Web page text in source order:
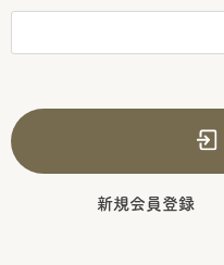
新規会員登録